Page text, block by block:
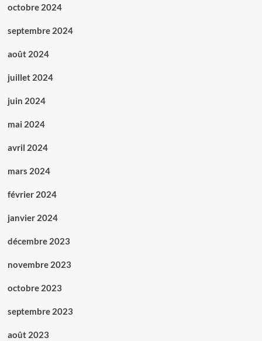
octobre 2024
septembre 2024
août 2024
juillet 2024
juin 2024
mai 2024
avril 2024
mars 2024
février 2024
janvier 2024
décembre 2023
novembre 2023
octobre 2023
septembre 2023
août 2023